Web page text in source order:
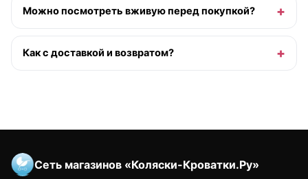
Можно посмотреть вживую перед покупкой?
Как с доставкой и возвратом?
Сеть магазинов «Коляски-Кроватки.Ру»